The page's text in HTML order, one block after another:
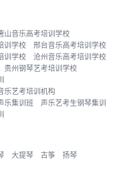
山音乐高考培训学校
训学校
邢台音乐高考培训学校
训学校
沧州音乐高考培训学校
贵州钢琴艺考培训学校
乐艺考培训机构
乐集训班
声乐艺考生钢琴集训
大提琴 古筝 扬琴